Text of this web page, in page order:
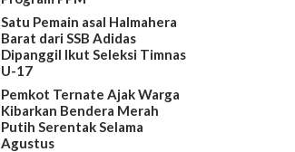
Satu Pemain asal Halmahera
Barat dari SSB Adidas
Dipanggil Ikut Seleksi Timnas
U-17
Pemkot Ternate Ajak Warga
Kibarkan Bendera Merah
Putih Serentak Selama
Agustus